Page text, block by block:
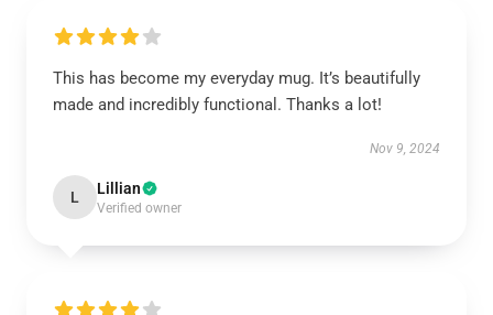
This has become my everyday mug. It’s beautifully
made and incredibly functional. Thanks a lot!
Nov 9, 2024
L Lillian
Verified owner